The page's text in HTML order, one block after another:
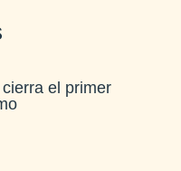
el primer